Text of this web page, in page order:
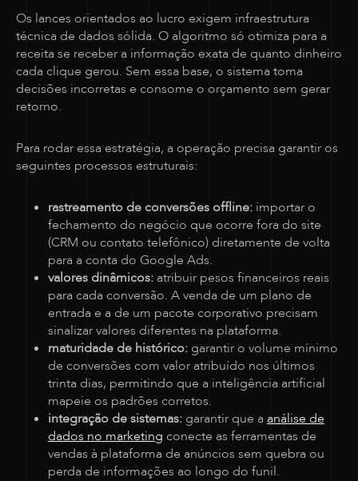
Os lances orientados ao lucro exigem infraestrutura
técnica de dados sólida. O algoritmo só otimiza para a
receita se receber a informação exata de quanto dinheiro
cada clique gerou. Sem essa base, o sistema toma
decisões incorretas e consome o orçamento sem gerar
retorno.
Para rodar essa estratégia, a operação precisa garantir os
seguintes processos estruturais:
rastreamento de conversões offline: importar o
fechamento do negócio que ocorre fora do site
(CRM ou contato telefônico) diretamente de volta
para a conta do Google Ads.
valores dinâmicos: atribuir pesos financeiros reais
para cada conversão. A venda de um plano de
entrada e a de um pacote corporativo precisam
sinalizar valores diferentes na plataforma.
maturidade de histórico: garantir o volume mínimo
de conversões com valor atribuído nos últimos
trinta dias, permitindo que a inteligência artificial
mapeie os padrões corretos.
integração de sistemas: garantir que a análise de
dados no marketing conecte as ferramentas de
vendas à plataforma de anúncios sem quebra ou
perda de informações ao longo do funil.